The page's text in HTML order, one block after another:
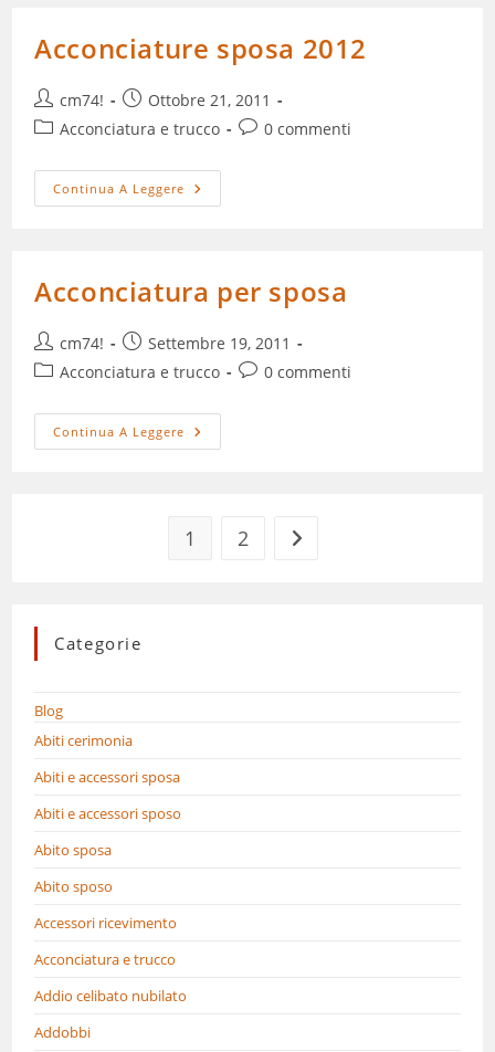
Acconciature sposa 2012
Autore
dell'articolo:
cm74!
Articolo
pubblicato:
Ottobre 21, 2011
Categoria
Acconciatura e trucco
Commenti
0 commenti
Continua A Leggere Acconciature
Sposa
Acconciatura per sposa
Autore
dell'articolo:
cm74!
Articolo
pubblicato:
Settembre 19, 2011
Categoria
Acconciatura e trucco
Commenti
0 commenti
Continua A Leggere Acconciatura
Per
1 2 Vai alla pagina successiva
Categorie
Blog
Abiti cerimonia
Abiti e accessori sposa
Abiti e accessori sposo
Abito sposa
Abito sposo
Accessori ricevimento
Acconciatura e trucco
Addio celibato nubilato
Addobbi